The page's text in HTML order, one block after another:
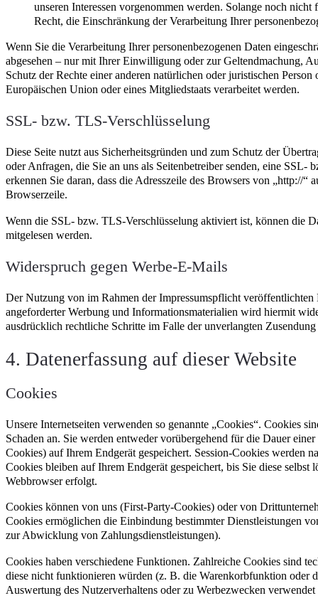
unseren Interessen vorgenommen werden. Solange noch nicht
Recht, die Einschränkung der Verarbeitung Ihrer
Wenn Sie die Verarbeitung Ihrer personenbezogenen Daten
abgesehen – nur mit Ihrer Einwilligung oder zur Geltendmachung,
Schutz der Rechte einer anderen natürlichen oder juristischen
Europäischen Union oder eines Mitgliedstaats verarbeitet werden.
SSL- bzw. TLS-Verschlüsselung
Diese Seite nutzt aus Sicherheitsgründen und zum Schutz der
oder Anfragen, die Sie an uns als Seitenbetreiber senden, eine
erkennen Sie daran, dass die Adresszeile des Browsers von „http://
Browserzeile.
Wenn die SSL- bzw. TLS-Verschlüsselung aktiviert ist, können die
mitgelesen werden.
Widerspruch gegen Werbe-E-Mails
Der Nutzung von im Rahmen der Impressumspflicht
angeforderter Werbung und Informationsmaterialien wird hiermit
ausdrücklich rechtliche Schritte im Falle der unverlangten
4. Datenerfassung auf dieser Website
Cookies
Unsere Internetseiten verwenden so genannte „Cookies“. Cookies
Schaden an. Sie werden entweder vorübergehend für die Dauer
Cookies) auf Ihrem Endgerät gespeichert. Session-Cookies werden
Cookies bleiben auf Ihrem Endgerät gespeichert, bis Sie diese
Webbrowser erfolgt.
Cookies können von uns (First-Party-Cookies) oder von
Cookies ermöglichen die Einbindung bestimmter Dienstleistungen
zur Abwicklung von Zahlungsdienstleistungen).
Cookies haben verschiedene Funktionen. Zahlreiche Cookies sind
diese nicht funktionieren würden (z. B. die Warenkorbfunktion oder
Auswertung des Nutzerverhaltens oder zu Werbezwecken